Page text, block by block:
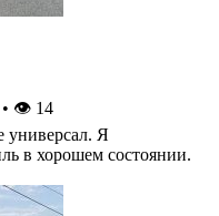
• 👁 14
универсал. Я
в хорошем состоянии.